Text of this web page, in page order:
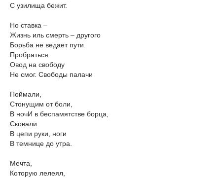
С узилища бежит.
Но ставка –
Жизнь иль смерть – другого
Борьба не ведает пути.
Пробраться
Овод на свободу
Не смог. Свободы палачи
Поймали,
Стонущим от боли,
В ночИ в беспамятстве борца,
Сковали
В цепи руки, ноги
В темнице до утра.
Мечта,
Которую лелеял,